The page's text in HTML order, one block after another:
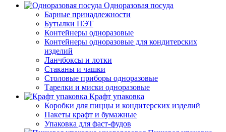
Одноразовая посуда
Барные принадлежности
Бутылки ПЭТ
Контейнеры одноразовые
Контейнеры одноразовые для кондитерских
изделий
Ланчбоксы и лотки
Стаканы и чашки
Столовые приборы одноразовые
Тарелки и миски одноразовые
Крафт упаковка
Коробки для пиццы и кондитерских изделий
Пакеты крафт и бумажные
Упаковка для фаст-фудов